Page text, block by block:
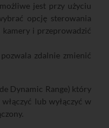
jest przy użyciu
opcję sterowania
kamery i przeprowadzić
pozwala zdalnie zmienić
Dynamic Range) który
lub wyłączyć w